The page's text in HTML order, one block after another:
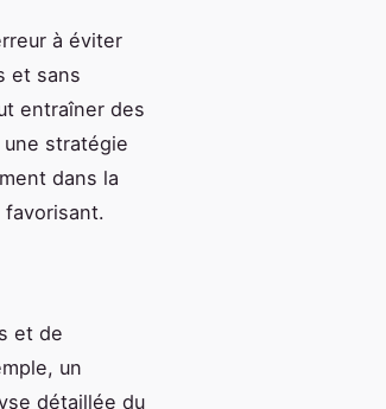
à éviter
et sans
entraîner des
stratégie
dans la
favorisant.
et de
un
détaillée du